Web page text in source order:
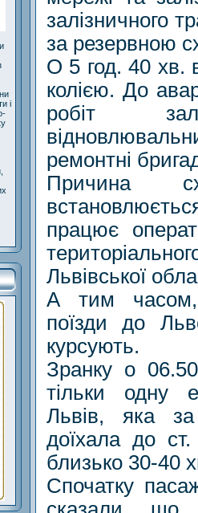
і
залізничного
за резервною
О 5 год. 40 хв.
колією. До
робіт
ремонтні
Причина
працює
Львівської
А тим часом,
поїзди до
курсують.
Зранку о
тільки одну
Львів, яка
доїхала до
близько 30-40
Спочатку